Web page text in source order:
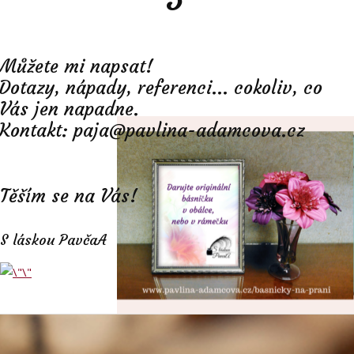
mi napsat!
nápady, referenci... cokoliv, co
jen napadne.
paja@pavlina-adamcova.cz
Těším se na Vás!
S láskou PavčaA